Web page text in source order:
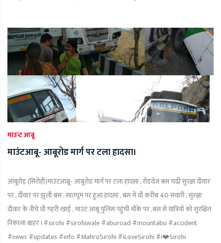
माउन्ट आबू
माउंटआबू- आबूरोड मार्ग पर टला हादसा।
आबूरोड़ (सिरोही)माउंटआबू- आबूरोड मार्ग पर टला हादसा , रोडवेज बस चढ़ी सुरक्षा दीवार
पर , दीवार पर झुली बस , सातघूम पर हुआ हादसा , बस में थी करीब 40 सवारी , सुरक्षा
दीवार के नीचे थी गहरी खाई , माउंट आबू पुलिस पहुंची मौके पर ,बस से यात्रियों को सुरक्षित
निकाला बाहर ।#sirohi #sirohiwale #aburoad #mountabu #accident
#news #updates #info #MahroSirohi #iLoveSirohi #i❤️Sirohi